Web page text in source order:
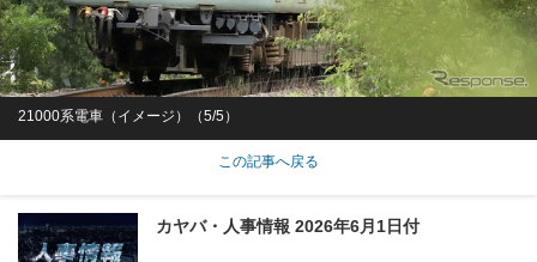
21000系電車（イメージ）（5/5）
この記事へ戻る
カヤバ・人事情報 2026年6月1日付